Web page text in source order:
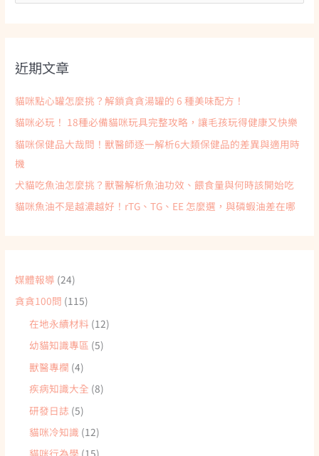
尋
字
近期文章
貓咪點心罐怎麼挑？解鎖貪貪湯罐的 6 種美味配方！
貓咪必玩！ 18種必備貓咪玩具完整攻略，讓毛孩玩得健康又快樂
貓咪保健品大哉問！獸醫師逐一解析6大類保健品的差異與適用時
機
犬貓吃魚油怎麼挑？獸醫解析魚油功效、餵食量與何時該開始吃
貓咪魚油不是越濃越好！rTG、TG、EE 怎麼選，與磷蝦油差在哪
媒體報導 (24)
貪貪100問 (115)
在地永續材料 (12)
幼貓知識專區 (5)
獸醫專欄 (4)
疾病知識大全 (8)
研發日誌 (5)
貓咪冷知識 (12)